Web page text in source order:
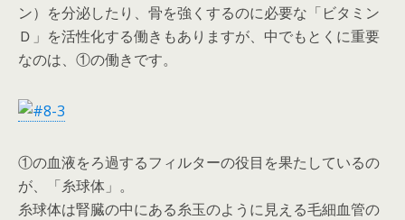
ン）を分泌したり、骨を強くするのに必要な「ビタミン
Ｄ」を活性化する働きもありますが、中でもとくに重要
なのは、①の働きです。
①の血液をろ過するフィルターの役目を果たしているの
が、「糸球体」。
糸球体は腎臓の中にある糸玉のように見える毛細血管の